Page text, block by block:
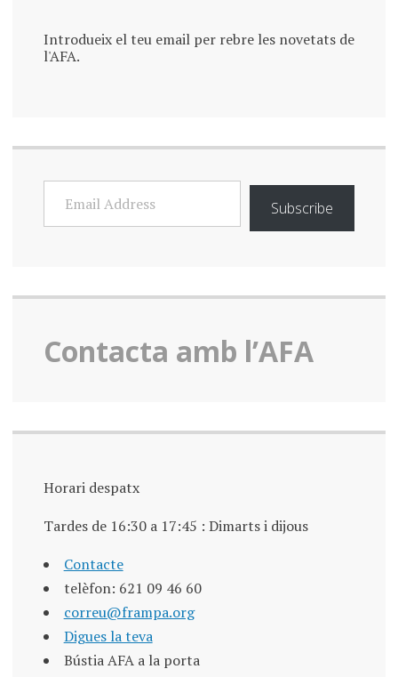
Introdueix el teu email per rebre les novetats de
l'AFA.
EMAIL
ADDRESS
Subscribe
Contacta amb l’AFA
Horari despatx
Tardes de 16:30 a 17:45 : Dimarts i dijous
Contacte
telèfon: 621 09 46 60
correu@frampa.org
Digues la teva
Bústia AFA a la porta